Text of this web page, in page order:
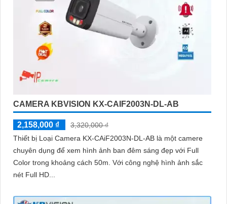
CAMERA KBVISION KX-CAIF2003N-DL-AB
2,158,000 ₫
3,320,000 ₫
Thiết bị Loại Camera KX-CAiF2003N-DL-AB là một camere
chuyên dụng để xem hình ảnh ban đêm sáng đẹp với Full
Color trong khoảng cách 50m. Với công nghệ hình ảnh sắc
nét Full HD...